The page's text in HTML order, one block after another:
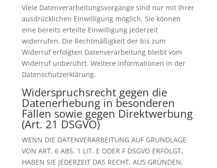
Viele Datenverarbeitungsvorgänge sind nur mit Ihrer
ausdrücklichen Einwilligung möglich. Sie können
eine bereits erteilte Einwilligung jederzeit
widerrufen. Die Rechtmäßigkeit der bis zum
Widerruf erfolgten Datenverarbeitung bleibt vom
Widerruf unberührt. Weitere Informationen in der
Datenschutzerklärung.
Widerspruchsrecht gegen die
Datenerhebung in besonderen
Fällen sowie gegen Direktwerbung
(Art. 21 DSGVO)
WENN DIE DATENVERARBEITUNG AUF GRUNDLAGE
VON ART. 6 ABS. 1 LIT. E ODER F DSGVO ERFOLGT,
HABEN SIE JEDERZEIT DAS RECHT, AUS GRÜNDEN,